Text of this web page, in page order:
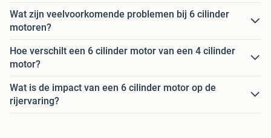
Wat zijn veelvoorkomende problemen bij 6 cilinder
motoren?
Hoe verschilt een 6 cilinder motor van een 4 cilinder
motor?
Wat is de impact van een 6 cilinder motor op de
rijervaring?